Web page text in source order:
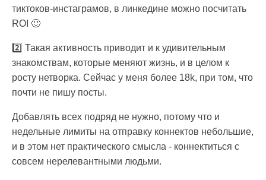
тиктоков-инстаграмов, в линкедине можно посчитать
ROI 🙂
2️⃣ Такая активность приводит и к удивительным
знакомствам, которые меняют жизнь, и в целом к
росту нетворка. Сейчас у меня более 18k, при том, что
почти не пишу посты.
Добавлять всех подряд не нужно, потому что и
недельные лимиты на отправку коннектов небольшие,
и в этом нет практического смысла - коннектиться с
совсем нерелевантными людьми.